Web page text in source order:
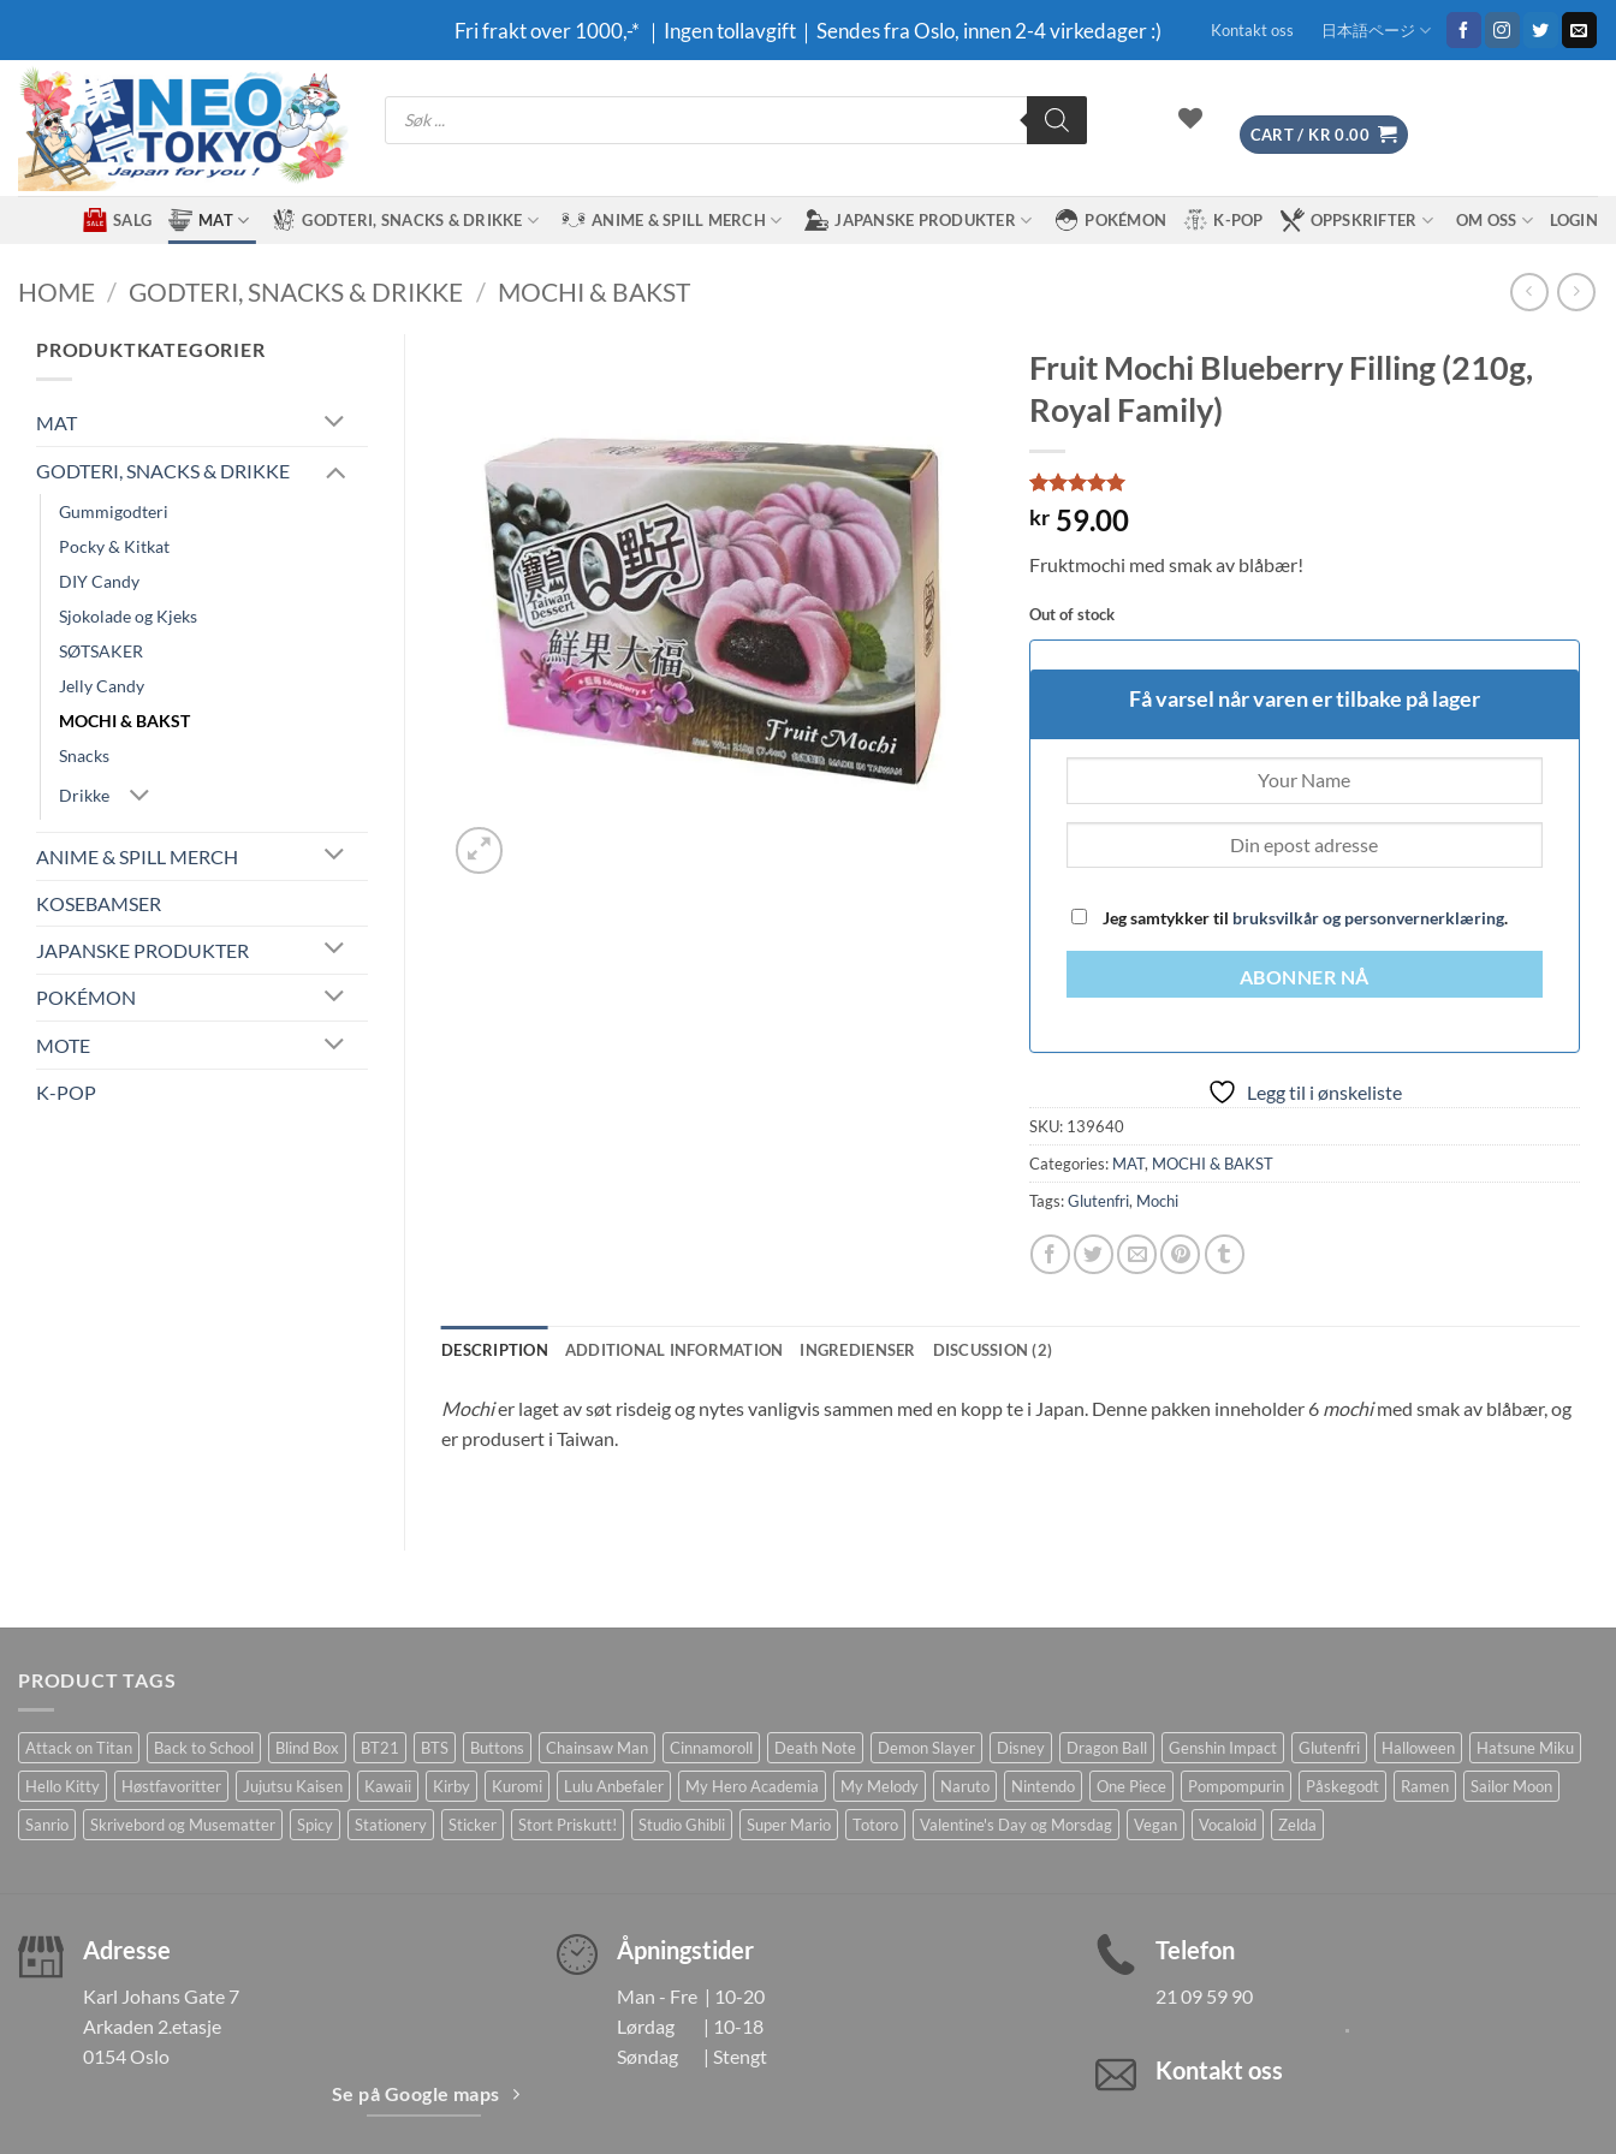
content
Fri frakt over 1000,-* ｜Ingen tollavgift｜Sendes fra Oslo, innen 2-4 virkedager :) Kontakt oss 日本語ページ
Products
search
CART / KR 0.00
SALG MAT GODTERI, SNACKS & DRIKKE ANIME & SPILL MERCH JAPANSKE PRODUKTER POKÉMON K-POP OPPSKRIFTER OM OSS LOGIN
HOME / GODTERI, SNACKS & DRIKKE / MOCHI & BAKST
PRODUKTKATEGORIER
MAT
GODTERI, SNACKS & DRIKKE
Gummigodteri
Pocky & Kitkat
DIY Candy
Sjokolade og Kjeks
SØTSAKER
Jelly Candy
MOCHI & BAKST
Snacks
Drikke
ANIME & SPILL MERCH
KOSEBAMSER
JAPANSKE PRODUKTER
POKÉMON
MOTE
K-POP
Fruit Mochi Blueberry Filling (210g,
Royal Family)
Rated5
out of 5
2
customer
kr59.00
Fruktmochi med smak av blåbær!
Out of stock
Få varsel når varen er tilbake på lager
Jeg samtykker til bruksvilkår og personvernerklæring.
ABONNER NÅ
Legg til i ønskeliste
SKU: 139640
Categories: MAT, MOCHI & BAKST
Tags:Glutenfri, Mochi
DESCRIPTION ADDITIONAL INFORMATION INGREDIENSER DISCUSSION (2)
Mochier laget av søt risdeig og nytes vanligvis sammen med en kopp te i Japan. Denne pakken inneholder 6 mochimed smak av blåbær, og
er produsert i Taiwan.
PRODUCT TAGS
Attack on Titan Back to School Blind Box BT21 BTS Buttons Chainsaw Man Cinnamoroll Death Note Demon Slayer Disney Dragon Ball Genshin Impact Glutenfri Halloween
Hatsune Miku
Hello Kitty
Høstfavoritter Jujutsu Kaisen Kawaii Kirby Kuromi Lulu Anbefaler My Hero Academia My Melody Naruto Nintendo One Piece Pompompurin Påskegodt Ramen
Sailor Moon
Sanrio
Skrivebord og Musematter Spicy Stationery Sticker Stort Priskutt! Studio Ghibli Super Mario Totoro Valentine's Day og Morsdag Vegan Vocaloid Zelda
Adresse
Karl Johans Gate 7
Arkaden 2.etasje
0154 Oslo
Se på Google maps
Åpningstider
Man - Fre | 10-20
Lørdag | 10-18
Søndag | Stengt
Telefon
21 09 59 90
Kontakt oss